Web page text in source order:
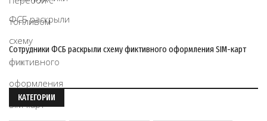
Сотрудники ФСБ раскрыли схему фиктивного оформления SIM-карт
07/08
КАТЕГОРИИ